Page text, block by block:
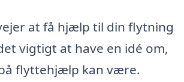
at få hjælp til din flytning
vigtigt at have en idé om,
flyttehjælp kan være.